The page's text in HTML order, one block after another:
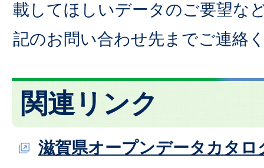
載してほしいデータのご要望な
記のお問い合わせ先までご連絡
関連リンク
滋賀県オープンデータカタロ